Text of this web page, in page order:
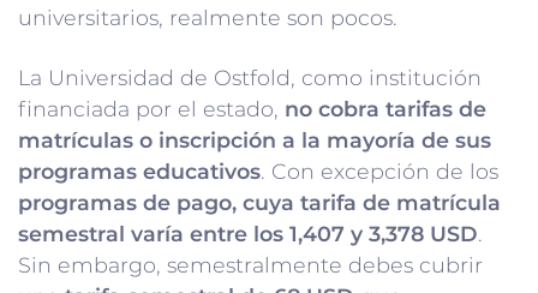
universitarios, realmente son pocos.
La Universidad de Ostfold, como institución
financiada por el estado, no cobra tarifas de
matrículas o inscripción a la mayoría de sus
programas educativos. Con excepción de los
programas de pago, cuya tarifa de matrícula
semestral varía entre los 1,407 y 3,378 USD.
Sin embargo, semestralmente debes cubrir